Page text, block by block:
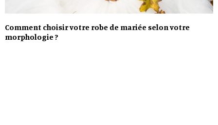
Comment choisir votre robe de mariée selon votre
morphologie ?